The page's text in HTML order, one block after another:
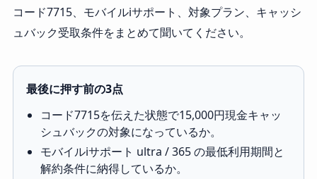
コード7715、モバイルiサポート、対象プラン、キャッシ
ュバック受取条件をまとめて聞いてください。
最後に押す前の3点
コード7715を伝えた状態で15,000円現金キャッ
シュバックの対象になっているか。
モバイルiサポート ultra / 365 の最低利用期間と
解約条件に納得しているか。